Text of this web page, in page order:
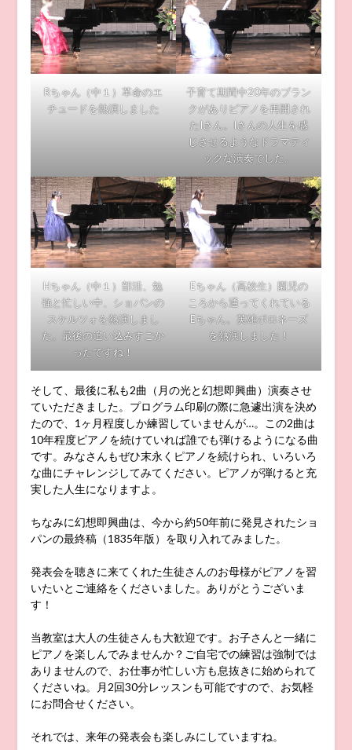
Rちゃん（中１）革命のエ
チュードを熱演しました
子育て期間中20年のブラン
クがありピアノを再開され
たIさん。Iさんの人生を感
じさせるようなドラマティ
ックな演奏でした。
Hちゃん（中１）部活、勉
強と忙しい中、ショパンの
スケルツォを熱演しまし
た。最後の追い込みすごか
ったですね！
Eちゃん（高校生）園児の
ころから通ってくれている
Eちゃん。英雄ポロネーズ
を熱演しました！
そして、最後に私も2曲（月の光と幻想即興曲）演奏させ
ていただきました。プログラム印刷の際に急遽出演を決め
たので、1ヶ月程度しか練習していませんが…。この2曲は
10年程度ピアノを続けていれば誰でも弾けるようになる曲
です。みなさんもぜひ末永くピアノを続けられ、いろいろ
な曲にチャレンジしてみてください。ピアノが弾けると充
実した人生になりますよ。
ちなみに幻想即興曲は、今から約50年前に発見されたショ
パンの最終稿（1835年版）を取り入れてみました。
発表会を聴きに来てくれた生徒さんのお母様がピアノを習
いたいとご連絡をくださいました。ありがとうございま
す！
当教室は大人の生徒さんも大歓迎です。お子さんと一緒に
ピアノを楽しんでみませんか？ご自宅での練習は強制では
ありませんので、お仕事が忙しい方も息抜きに始められて
くださいね。月2回30分レッスンも可能ですので、お気軽
にお問合せください。
それでは、来年の発表会も楽しみにしていますね。